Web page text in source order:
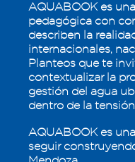
CAPÍTULO
Recursos
contexto
2.1 - Recursos hídricos
2.2 - Recursos hídricos
2.3 - Humedales, un
AQUABOOK es
pedagógica con
describen la
internacionales,
Planteos que te
contextualizar la
gestión del agua
dentro de la
AQUABOOK es
seguir